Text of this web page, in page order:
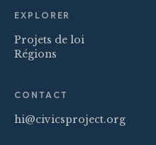
EXPLORER
Projets de loi
Régions
CONTACT
hi@civicsproject.org